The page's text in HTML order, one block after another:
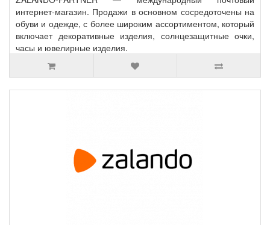
интернет-магазин. Продажи в основном сосредоточены на
обуви и одежде, с более широким ассортиментом, который
включает декоративные изделия, солнцезащитные очки,
часы и ювелирные изделия.